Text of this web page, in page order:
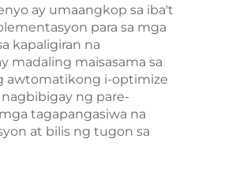
ay umaangkop sa iba't
para sa mga
kapaligiran na
madaling maisasama sa
awtomatikong i-optimize
ng pare-
tagapangasiwa na
at bilis ng tugon sa